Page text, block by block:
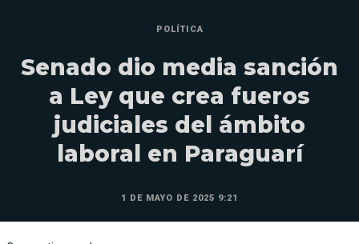
POLÍTICA
Senado dio media sanción
a Ley que crea fueros
judiciales del ámbito
laboral en Paraguarí
1 DE MAYO DE 2025 9:21